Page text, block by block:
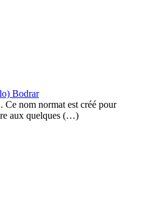
Bodrar
nom normat est créé pour
aux quelques (…)